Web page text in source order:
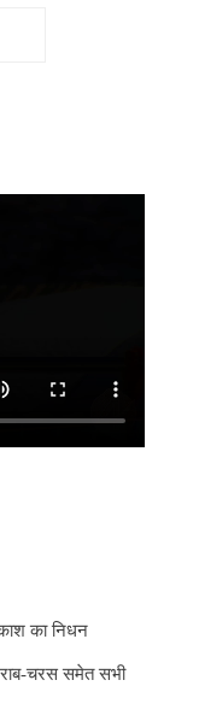
का निधन
चरस समेत सभी